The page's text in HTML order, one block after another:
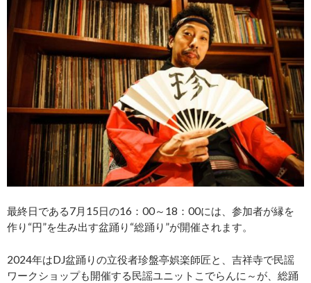
最終日である7月15日の16：00～18：00には、参加者が縁を
作り“円”を生み出す盆踊り“総踊り”が開催されます。
2024年はDJ盆踊りの立役者珍盤亭娯楽師匠と、吉祥寺で民謡
ワークショップも開催する民謡ユニットこでらんに～が、総踊